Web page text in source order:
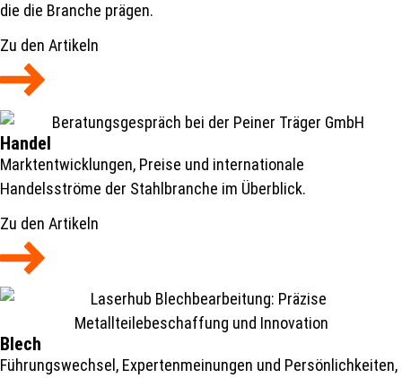
die die Branche prägen.
Zu den Artikeln
Handel
Marktentwicklungen, Preise und internationale
Handelsströme der Stahlbranche im Überblick.
Zu den Artikeln
Blech
Führungswechsel, Expertenmeinungen und Persönlichkeiten,